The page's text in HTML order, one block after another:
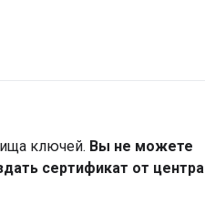
ключей. Вы не можете
сертификат от центра